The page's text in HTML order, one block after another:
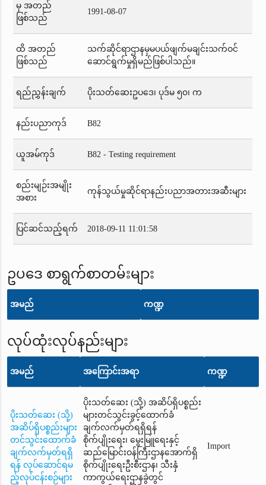
မှ အတည်
ဖြစ်သည်
1991-08-07
ထိ အတည်
ဖြစ်သည်
သက်ဆိုင်ရာဌာနမှမပယ်ဖျက်မချင်းသက်ဝင်
ဆောင်ရွက်မှုရှိမည်ဖြစ်ပါသည်။
ရည်ညွှန်းချက် ပိုးသတ်ဆေးဥပဒေ၊ ပုဒ်မ ၅၀၊ က
နည်းပညာကုဒ် B82
ယူအမ်ကုဒ် B82 - Testing requirement
စည်းမျဉ်းအမျိုး
အစား
ကုန်သွယ်မှုဆိုင်ရာနည်းပညာအတားအဆီးများ
ပြင်ဆင်သည့်ရက် 2018-09-11 11:01:58
ဥပဒေ စာရွက်စာတမ်းများ
အမည် ကဏ္ဍ
လုပ်ထုံးလုပ်နည်းများ
အမည် အကြောင်းအရာ ကဏ္ဍ
ပိုးသတ်ဆေး (သို့)
အဆိပ်ရှိပစ္စည်းများ
တင်သွင်းထောက်ခံ
ချက်လက်မှတ်ရရှိ
ရန် လုပ်ဆောင်ရမ
ည့်လုပ်ငန်းစဉ်များ
ပိုးသတ်ဆေး (သို့) အဆိပ်ရှိပစ္စည်း
များတင်သွင်းခွင့်ထောက်ခံ
ချက်လက်မှတ်ရရှိရန်
စိုက်ပျိုးရေး၊ မွေးမြူရေးနှင့်
ဆည်မြောင်းဝန်ကြီးဌာနအောက်ရှိ
စိုက်ပျိုးရေးဦးစီးဌာန၊ သီးနှံ
ကာကွယ်ရေးဌာနခွဲတွင်
Import